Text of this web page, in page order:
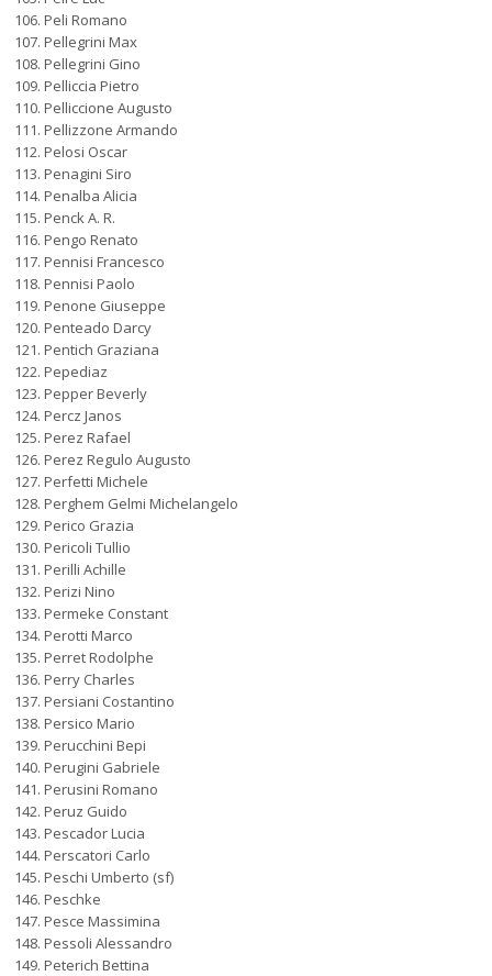
Peli Romano
Pellegrini Max
Pellegrini Gino
Pelliccia Pietro
Pelliccione Augusto
Pellizzone Armando
Pelosi Oscar
Penagini Siro
Penalba Alicia
Penck A. R.
Pengo Renato
Pennisi Francesco
Pennisi Paolo
Penone Giuseppe
Penteado Darcy
Pentich Graziana
Pepediaz
Pepper Beverly
Percz Janos
Perez Rafael
Perez Regulo Augusto
Perfetti Michele
Perghem Gelmi Michelangelo
Perico Grazia
Pericoli Tullio
Perilli Achille
Perizi Nino
Permeke Constant
Perotti Marco
Perret Rodolphe
Perry Charles
Persiani Costantino
Persico Mario
Perucchini Bepi
Perugini Gabriele
Perusini Romano
Peruz Guido
Pescador Lucia
Perscatori Carlo
Peschi Umberto (sf)
Peschke
Pesce Massimina
Pessoli Alessandro
Peterich Bettina